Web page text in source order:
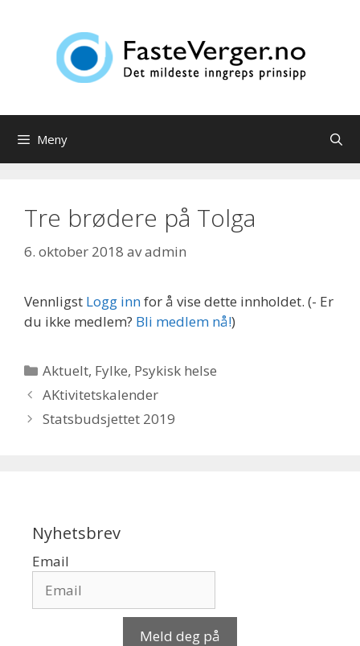
Meny
Tre brødere på Tolga
6. oktober 2018 avadmin
Vennligst Logg innfor å vise dette innholdet. (- Er
du ikke medlem? Bli medlem nå!)
Kategorier
Aktuelt, Fylke, Psykisk helse
AKtivitetskalender
Statsbudsjettet 2019
Nyhetsbrev
Email
Meld deg på